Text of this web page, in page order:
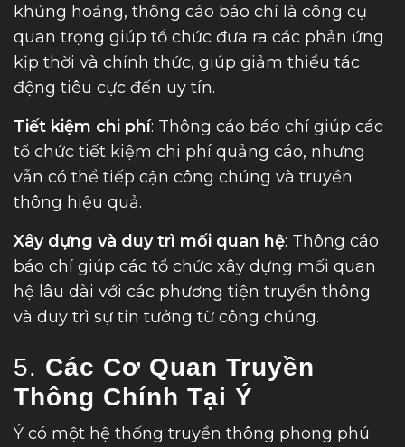
khủng hoảng, thông cáo báo chí là công cụ
quan trọng giúp tổ chức đưa ra các phản ứng
kịp thời và chính thức, giúp giảm thiểu tác
động tiêu cực đến uy tín.
Tiết kiệm chi phí: Thông cáo báo chí giúp các
tổ chức tiết kiệm chi phí quảng cáo, nhưng
vẫn có thể tiếp cận công chúng và truyền
thông hiệu quả.
Xây dựng và duy trì mối quan hệ: Thông cáo
báo chí giúp các tổ chức xây dựng mối quan
hệ lâu dài với các phương tiện truyền thông
và duy trì sự tin tưởng từ công chúng.
5. Các Cơ Quan Truyền
Thông Chính Tại Ý
Ý có một hệ thống truyền thông phong phú